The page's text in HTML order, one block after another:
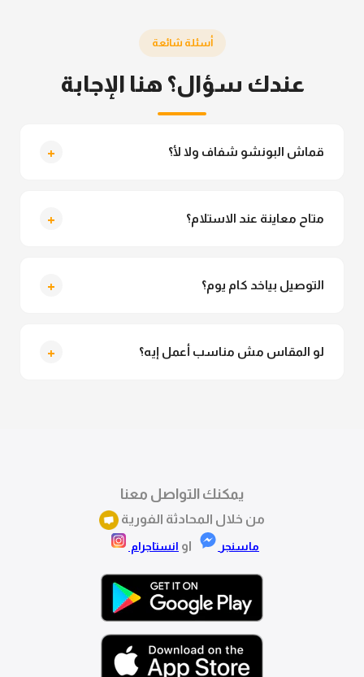
أسئلة شائعة
عندك سؤال؟ هنا الإجابة
قماش البونشو شفاف ولا لأ؟ +
متاح معاينة عند الاستلام؟ +
التوصيل بياخد كام يوم؟ +
لو المقاس مش مناسب أعمل إيه؟ +
يمكنك التواصل معنا
من خلال المحادثة الفورية
ماسنجر او انستاجرام